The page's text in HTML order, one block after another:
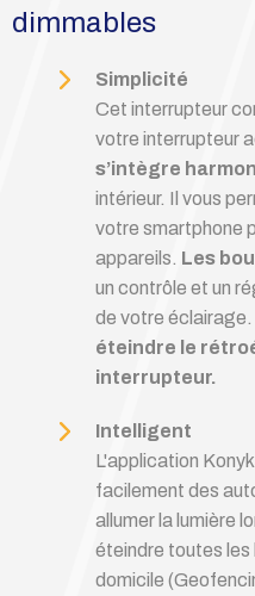
dimmables
Simplicité
Cet interrupteur
votre interrupteur
s’intègre
intérieur. Il vous
votre smartphone
appareils. Les
un contrôle et un
de votre éclairage.
éteindre le
interrupteur.
Intelligent
L'application
facilement des
allumer la lumière
éteindre toutes les
domicile